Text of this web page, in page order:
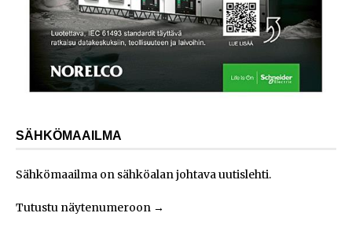
SÄHKÖMAAILMA
Sähkömaailma on sähköalan johtava uutislehti.
Tutustu näytenumeroon →